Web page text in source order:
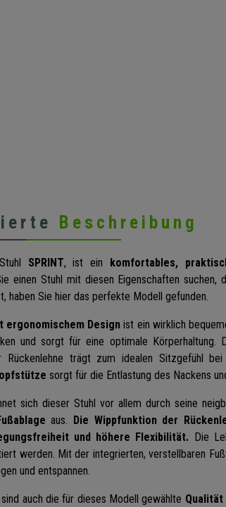
Beschreibung
SPRINT, ist ein komfortables,
einen Stuhl mit diesen Eigenschaften suchen,
haben Sie hier das perfekte Modell gefunden.
ergonomischem Design ist ein wirklich
und sorgt für eine optimale Körperhaltung.
Rückenlehne trägt zum idealen Sitzgefühl
sorgt für die Entlastung des Nackens
sich dieser Stuhl vor allem durch seine
aus. Die Wippfunktion der
und höhere Flexibilität. Die
werden. Mit der integrierten, verstellbaren
und entspannen.
auch die für dieses Modell gewählte